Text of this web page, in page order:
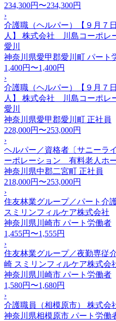
234,300円〜234,300円
›
介護職（ヘルパー）【９月７
人】 株式会社 川島コーポレ
愛川
神奈川県愛甲郡愛川町 パート
1,400円〜1,400円
›
介護職（ヘルパー）【９月７
人】 株式会社 川島コーポレ
愛川
神奈川県愛甲郡愛川町 正社員
228,000円〜253,000円
›
ヘルパー／資格者〔サニーラ
ーポレーション 有料老人ホ
神奈川県中郡二宮町 正社員
218,000円〜253,000円
›
住友林業グループ／パート介
スミリンフィルケア株式会社
神奈川県川崎市 パート労働者
1,455円〜1,555円
›
住友林業グループ／夜勤専従
崎 スミリンフィルケア株式会
神奈川県川崎市 パート労働者
1,580円〜1,680円
›
介護職員（相模原市） 株式
神奈川県相模原市 パート労働